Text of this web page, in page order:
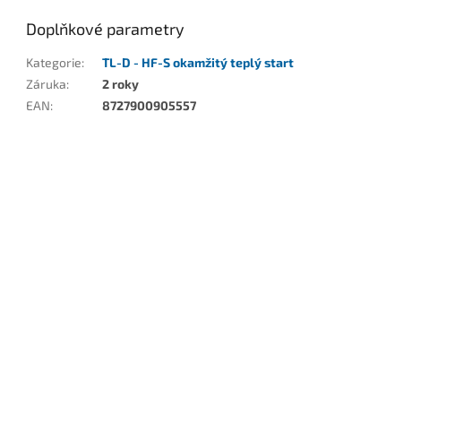
Doplňkové parametry
Kategorie:
TL-D - HF-S okamžitý teplý start
Záruka:
2 roky
EAN: 8727900905557